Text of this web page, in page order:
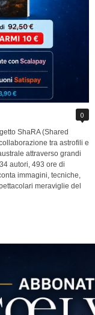
0
ShaRA (Shared
tra astrofili e
attraverso grandi
autori, 493 ore di
immagini, tecniche,
meraviglie del